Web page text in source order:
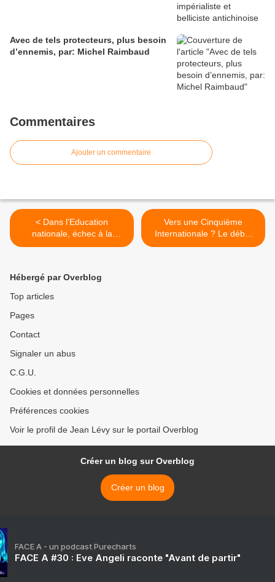
Avec de tels protecteurs, plus besoin
d’ennemis, par: Michel Raimbaud
Commentaires
Ajouter un commentaire
< Dans l'Education
nationale, échec à la
répresion !
Vers une Cinquième
Internationale ? Le débat
est ouvert ! >
Hébergé par Overblog
Top articles
Pages
Contact
Signaler un abus
C.G.U.
Cookies et données personnelles
Préférences cookies
Voir le profil de Jean Lévy sur le portail Overblog
Créer un blog sur Overblog
Créer un blog
FACE A - un podcast Purecharts
FACE A #30 : Eve Angeli raconte "Avant de partir"